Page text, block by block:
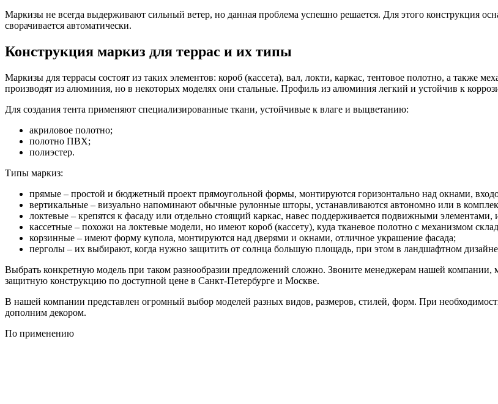
Маркизы не всегда выдерживают сильный ветер, но данная проблема успешно решается. Для этого конструкция
сворачивается автоматически.
Конструкция маркиз для террас и их типы
Маркизы для террасы состоят из таких элементов: короб (кассета), вал, локти, каркас, тентовое полотно, а также
производят из алюминия, но в некоторых моделях они стальные. Профиль из алюминия легкий и устойчив к
Для создания тента применяют специализированные ткани, устойчивые к влаге и выцветанию:
акриловое полотно;
полотно ПВХ;
полиэстер.
Типы маркиз:
прямые – простой и бюджетный проект прямоугольной формы, монтируются горизонтально над окнами,
вертикальные – визуально напоминают обычные рулонные шторы, устанавливаются автономно или в
локтевые – крепятся к фасаду или отдельно стоящий каркас, навес поддерживается подвижными элементами,
кассетные – похожи на локтевые модели, но имеют короб (кассету), куда тканевое полотно с механизмом
корзинные – имеют форму купола, монтируются над дверями и окнами, отличное украшение фасада;
перголы – их выбирают, когда нужно защитить от солнца большую площадь, при этом в ландшафтном
Выбрать конкретную модель при таком разнообразии предложений сложно. Звоните менеджерам нашей
защитную конструкцию по доступной цене в Санкт-Петербурге и Москве.
В нашей компании представлен огромный выбор моделей разных видов, размеров, стилей, форм. При
дополним декором.
По применению